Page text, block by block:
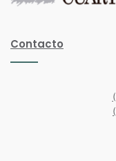
Contacto